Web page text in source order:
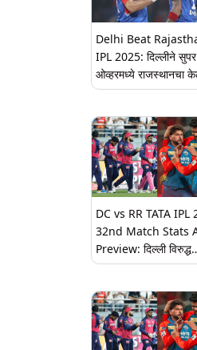
Delhi Beat
IPL 2025: दिल्लीने सुपर
ओव्हरमध्ये राजस्थानचा
पराभव, स्टब्सने षटकार
DC vs RR TATA IPL
32nd Match Stats
Preview: दिल्ली विरुद्ध
राजस्थान सामन्याला
सामन्यात होऊ शकतात 'हे'
विक्रम